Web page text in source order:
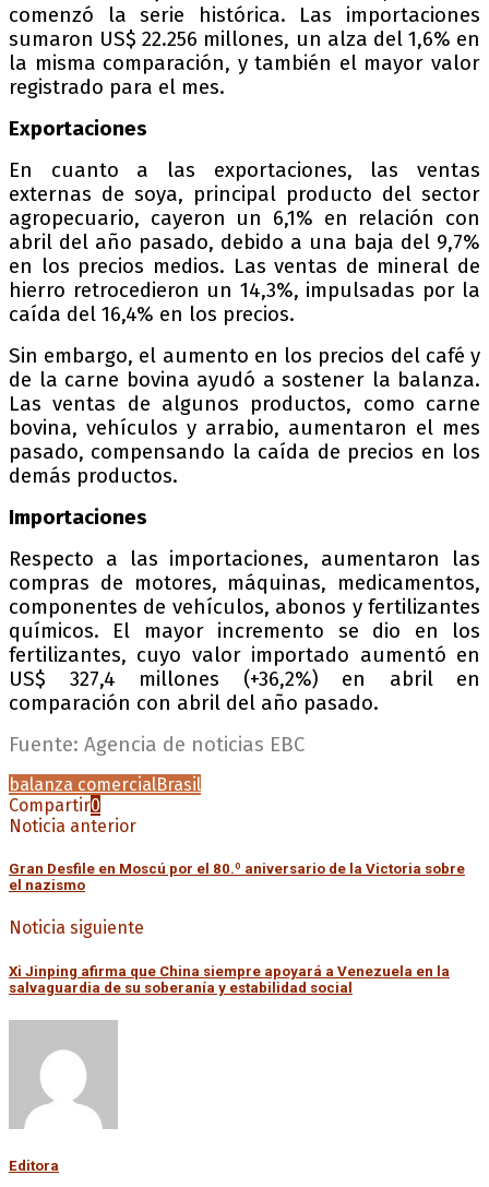
comenzó la serie histórica. Las importaciones
sumaron US$ 22.256 millones, un alza del 1,6% en
la misma comparación, y también el mayor valor
registrado para el mes.
Exportaciones
En cuanto a las exportaciones, las ventas
externas de soya, principal producto del sector
agropecuario, cayeron un 6,1% en relación con
abril del año pasado, debido a una baja del 9,7%
en los precios medios. Las ventas de mineral de
hierro retrocedieron un 14,3%, impulsadas por la
caída del 16,4% en los precios.
Sin embargo, el aumento en los precios del café y
de la carne bovina ayudó a sostener la balanza.
Las ventas de algunos productos, como carne
bovina, vehículos y arrabio, aumentaron el mes
pasado, compensando la caída de precios en los
demás productos.
Importaciones
Respecto a las importaciones, aumentaron las
compras de motores, máquinas, medicamentos,
componentes de vehículos, abonos y fertilizantes
químicos. El mayor incremento se dio en los
fertilizantes, cuyo valor importado aumentó en
US$ 327,4 millones (+36,2%) en abril en
comparación con abril del año pasado.
Fuente: Agencia de noticias EBC
balanza comercialBrasil
Compartir0
Noticia anterior
Gran Desfile en Moscú por el 80.º aniversario de la Victoria sobre
el nazismo
Noticia siguiente
Xi Jinping afirma que China siempre apoyará a Venezuela en la
salvaguardia de su soberanía y estabilidad social
Editora